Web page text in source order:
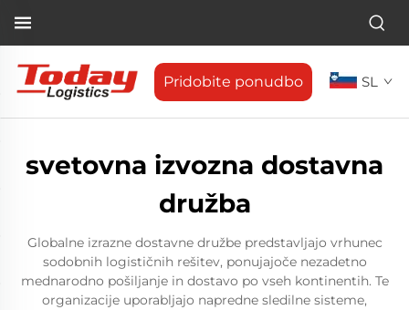
Pridobite ponudbo SL
svetovna izvozna dostavna
družba
Globalne izrazne dostavne družbe predstavljajo vrhunec
sodobnih logističnih rešitev, ponujajoče nezadetno
mednarodno pošiljanje in dostavo po vseh kontinentih. Te
organizacije uporabljajo napredne sledilne sisteme,